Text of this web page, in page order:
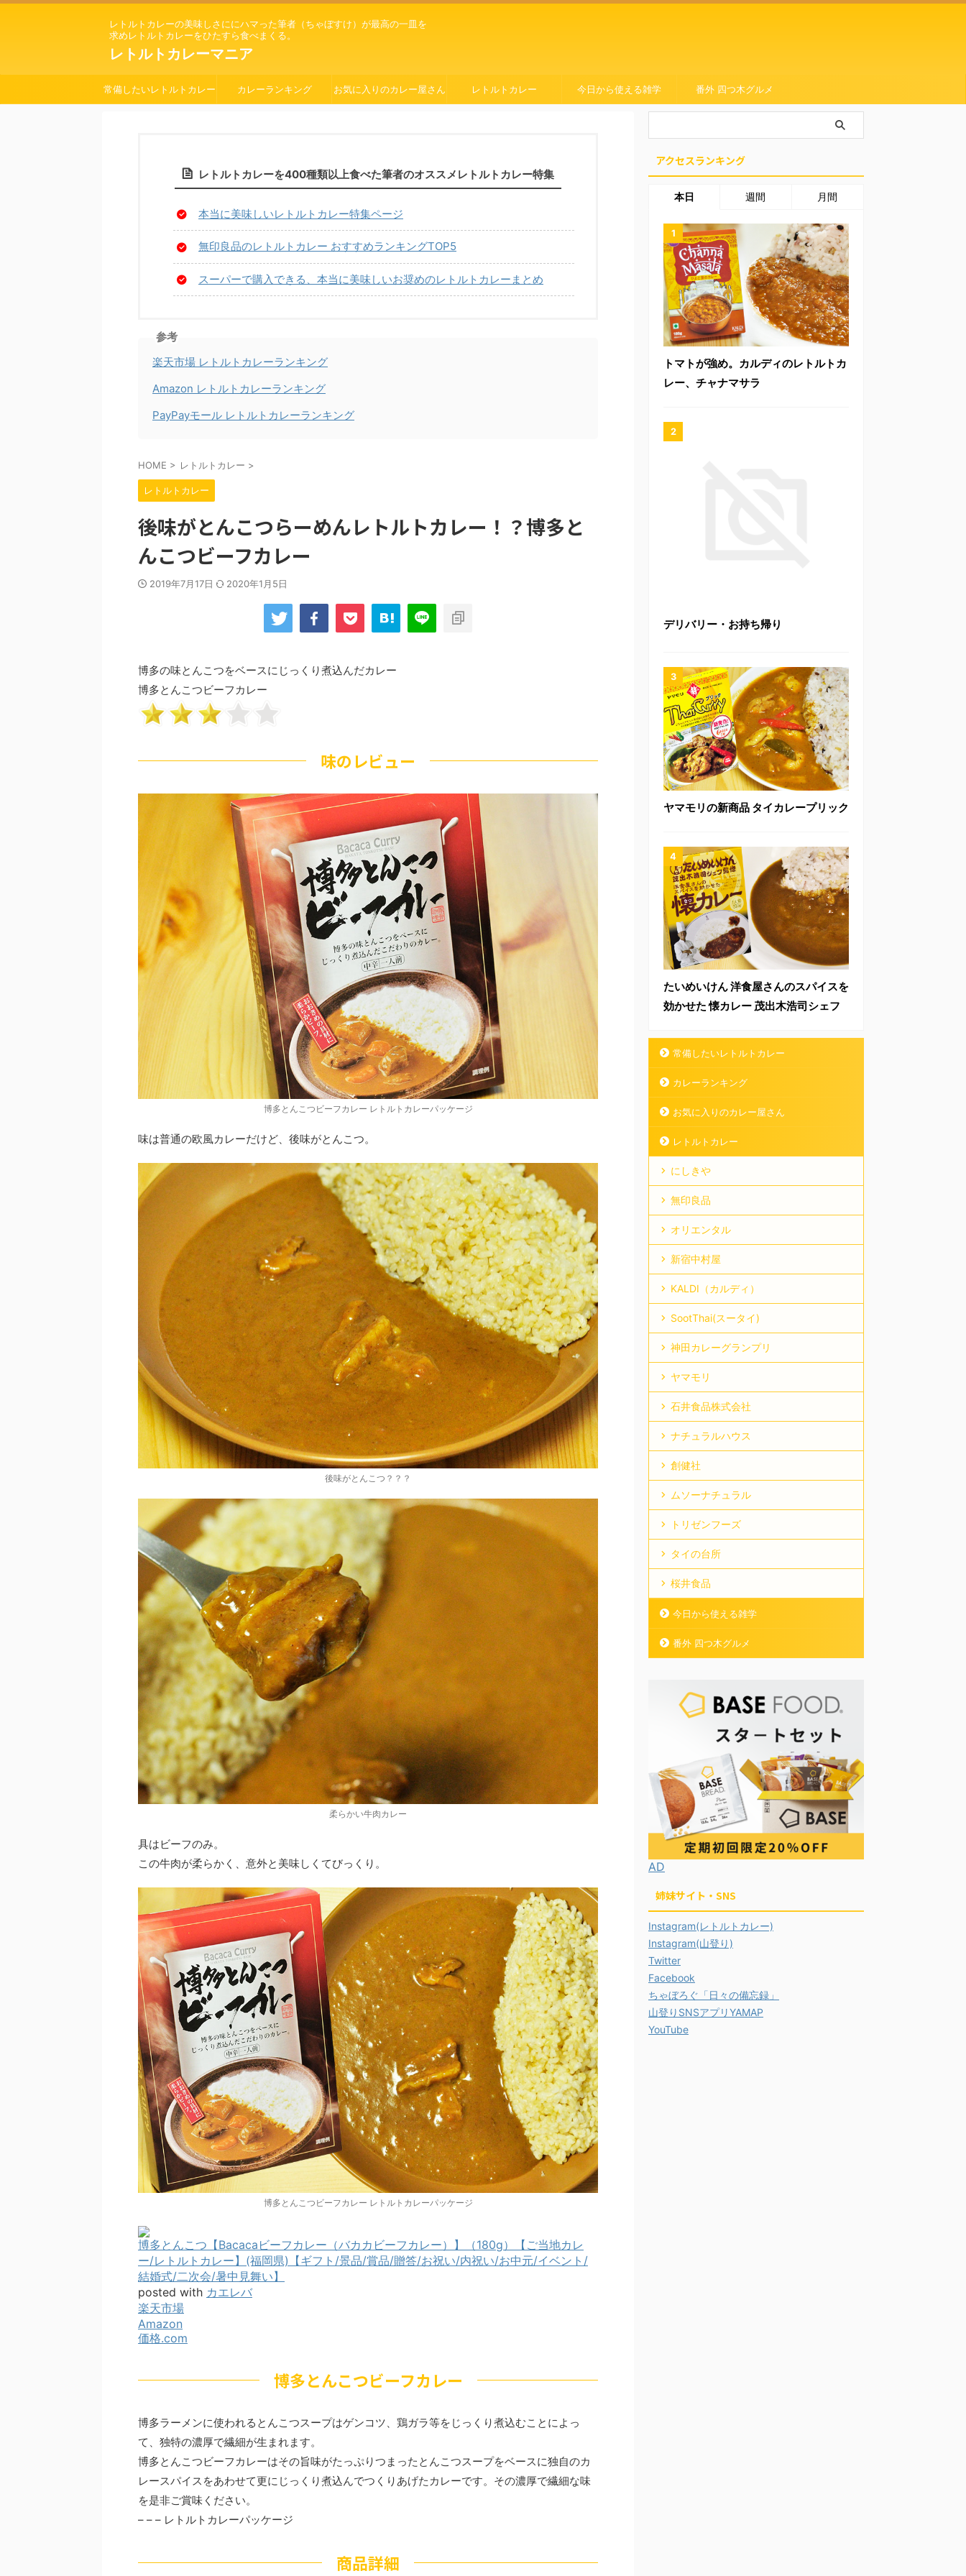
レトルトカレーの美味しさににハマった筆者（ちゃぼすけ）が最高の一皿を
求めレトルトカレーをひたすら食べまくる。
レトルトカレーマニア
常備したいレトルトカレー カレーランキング お気に入りのカレー屋さん レトルトカレー 今日から使える雑学 番外 四つ木グルメ
レトルトカレーを400種類以上食べた筆者のオススメレトルトカレー特集
本当に美味しいレトルトカレー特集ページ
無印良品のレトルトカレー おすすめランキングTOP5
スーパーで購入できる、本当に美味しいお奨めのレトルトカレーまとめ
参考
楽天市場 レトルトカレーランキング
Amazon レトルトカレーランキング
PayPayモール レトルトカレーランキング
HOME > レトルトカレー >
レトルトカレー
後味がとんこつらーめんレトルトカレー！？博多と
んこつビーフカレー
2019年7月17日 2020年1月5日
博多の味とんこつをベースにじっくり煮込んだカレー
博多とんこつビーフカレー
味のレビュー
博多とんこつビーフカレー レトルトカレーパッケージ
味は普通の欧風カレーだけど、後味がとんこつ。
後味がとんこつ？？？
柔らかい牛肉カレー
具はビーフのみ。
この牛肉が柔らかく、意外と美味しくてびっくり。
博多とんこつビーフカレー レトルトカレーパッケージ
博多とんこつ【Bacacaビーフカレー（バカカビーフカレー）】（180g）【ご当地カレ
ー/レトルトカレー】(福岡県)【ギフト/景品/賞品/贈答/お祝い/内祝い/お中元/イベント/
結婚式/二次会/暑中見舞い】
posted with カエレバ
楽天市場
Amazon
価格.com
博多とんこつビーフカレー
博多ラーメンに使われるとんこつスープはゲンコツ、鶏ガラ等をじっくり煮込むことによっ
て、独特の濃厚で繊細が生まれます。
博多とんこつビーフカレーはその旨味がたっぷりつまったとんこつスープをベースに独自のカ
レースパイスをあわせて更にじっくり煮込んでつくりあげたカレーです。その濃厚で繊細な味
を是非ご賞味ください。
– – – レトルトカレーパッケージ
商品詳細
アクセスランキング
本日 週間 月間
トマトが強め。カルディのレトルトカ
レー、チャナマサラ
デリバリー・お持ち帰り
ヤマモリの新商品 タイカレープリック
たいめいけん 洋食屋さんのスパイスを
効かせた 懐カレー 茂出木浩司シェフ
常備したいレトルトカレー
カレーランキング
お気に入りのカレー屋さん
レトルトカレー
にしきや
無印良品
オリエンタル
新宿中村屋
KALDI（カルディ）
SootThai(スータイ)
神田カレーグランプリ
ヤマモリ
石井食品株式会社
ナチュラルハウス
創健社
ムソーナチュラル
トリゼンフーズ
タイの台所
桜井食品
今日から使える雑学
番外 四つ木グルメ
AD
姉妹サイト・SNS
Instagram(レトルトカレー)
Instagram(山登り)
Twitter
Facebook
ちゃぼろぐ「日々の備忘録」
山登りSNSアプリYAMAP
YouTube